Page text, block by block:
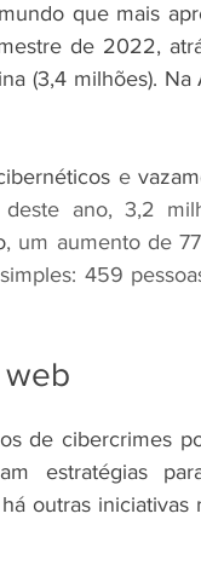
que mais
de 2022,
(3,4 milhões).
e
ano, 3,2
, um aumento de
459
web
de cibercrimes
estratégias
outras iniciativas